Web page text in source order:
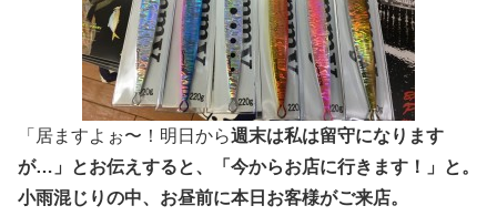
「居ますよぉ〜！明日から週末は私は留守になります
が…」とお伝えすると、「今からお店に行きます！」と。
小雨混じりの中、お昼前に本日お客様がご来店。